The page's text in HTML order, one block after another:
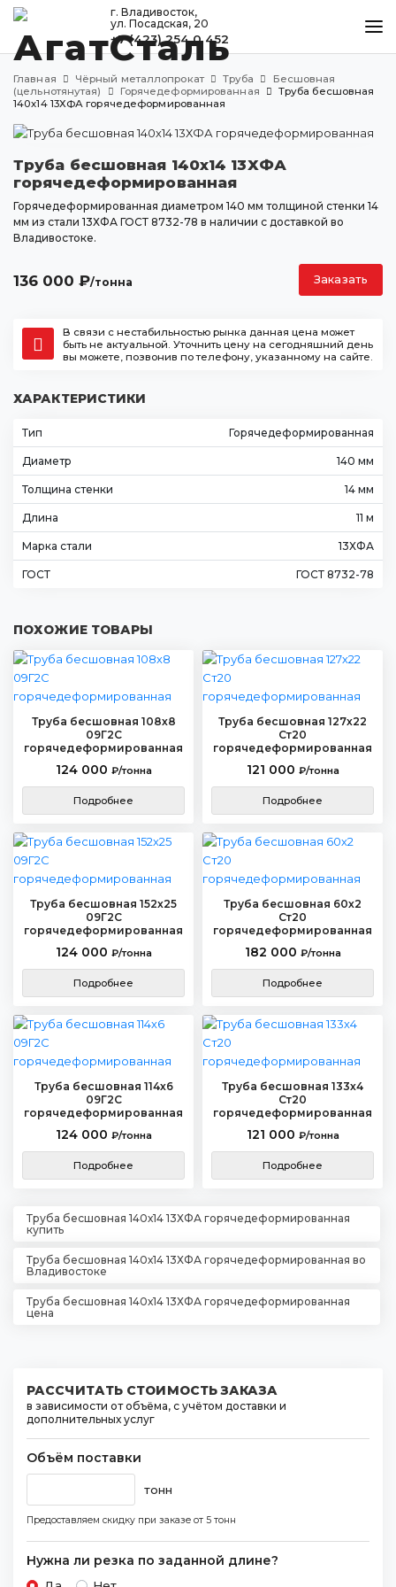
г. Владивосток,
ул. Посадская, 20
+7 (423) 254 0 452
КАТАЛОГ
МЕТАЛЛООБРАБОТКА
ДОСТАВКА И ОПЛАТА
Владивосток
ул. Посадская, 20
agatstal@mail.ru
Главная Чёрный металлопрокат Труба
Бесшовная
(цельнотянутая)
Горячедеформированная
Труба бесшовная
140х14 13ХФА горячедеформированная
Труба бесшовная 140х14 13ХФА
горячедеформированная
Горячедеформированная диаметром 140 мм толщиной стенки 14
мм из стали 13ХФА ГОСТ 8732-78 в наличии с доставкой во
Владивостоке.
136 000 ₽/тонна Заказать
В связи с нестабильностью рынка данная цена может
быть не актуальной. Уточнить цену на сегодняшний день
вы можете, позвонив по телефону, указанному на сайте.
ХАРАКТЕРИСТИКИ
Тип Горячедеформированная
Диаметр 140 мм
Толщина стенки 14 мм
Длина 11 м
Марка стали 13ХФА
ГОСТ ГОСТ 8732-78
ПОХОЖИЕ ТОВАРЫ
Труба бесшовная 108х8
09Г2С
горячедеформированная
124 000 ₽/тонна
Подробнее
Труба бесшовная 127х22
Ст20
горячедеформированная
121 000 ₽/тонна
Подробнее
Труба бесшовная 152х25
09Г2С
горячедеформированная
124 000 ₽/тонна
Подробнее
Труба бесшовная 60х2
Ст20
горячедеформированная
182 000 ₽/тонна
Подробнее
Труба бесшовная 114х6
09Г2С
горячедеформированная
124 000 ₽/тонна
Подробнее
Труба бесшовная 133х4
Ст20
горячедеформированная
121 000 ₽/тонна
Подробнее
Труба бесшовная 140х14 13ХФА горячедеформированная
купить
Труба бесшовная 140х14 13ХФА горячедеформированная во
Владивостоке
Труба бесшовная 140х14 13ХФА горячедеформированная
цена
РАССЧИТАТЬ СТОИМОСТЬ ЗАКАЗА
в зависимости от объёма, с учётом доставки и
дополнительных услуг
Объём поставки
тонн
Предоставляем скидку при заказе от 5 тонн
Нужна ли резка по заданной длине?